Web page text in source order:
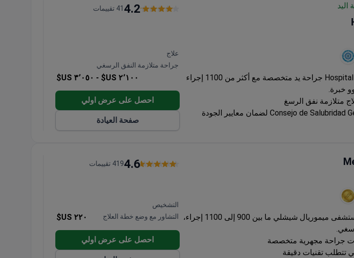
اليد
يقدم مستشفى Hospital de la Familia جراحة يد متخصصة مع أكثر من 1100 إجراء
خبرة.
متلازمة نفق الرسغ
الأمريكية المكسيكية لسهولة الوصول
4.2 41 تقييمات
علاج
جراحة متلازمة النفق الرسغي
٢٬١٠٠ US$ - ٣٬٠٥٠ US$
احصل على عرض اولي
صفحة العيادة
أجرى قسم جراحة اليد في مستشفى ميموريال شيشلي ما بين 900 إلى 1100 إجراء،
تتطلب تقنيات دقيقة
4.6419 تقييمات
التشخيص
التشاور مع وضع خطة العلاج
٢٢٠ US$
احصل على عرض اولي